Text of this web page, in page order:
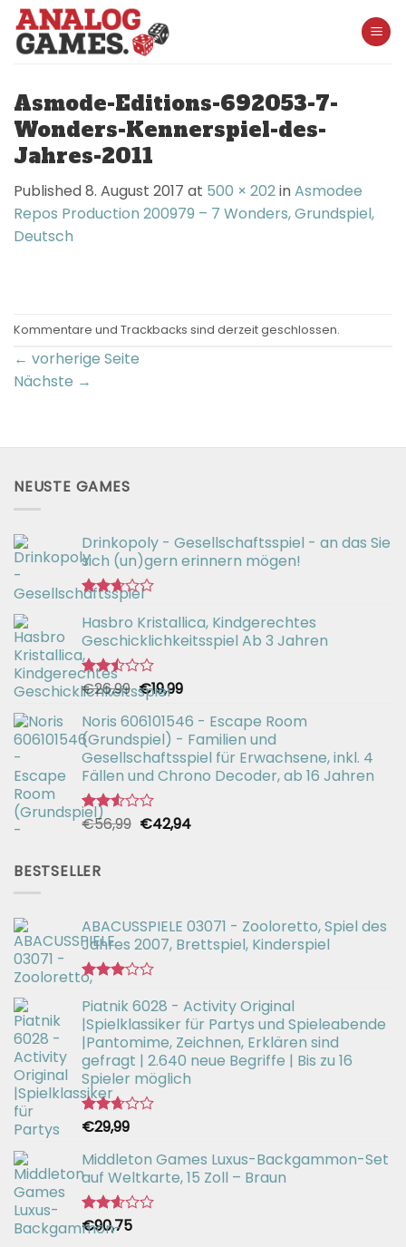
Skip
content
Asmode-Editions-692053-7-
Wonders-Kennerspiel-des-
Jahres-2011
Published8. August 2017 at 500 × 202inAsmodee
Repos Production 200979 – 7 Wonders, Grundspiel,
Deutsch
Kommentare und Trackbacks sind derzeit geschlossen.
← vorherige Seite
Nächste →
NEUSTE GAMES
Drinkopoly - Gesellschaftsspiel - an das Sie
sich (un)gern erinnern mögen!
Bewertet
mit
2.67
von 5
Hasbro Kristallica, Kindgerechtes
Geschicklichkeitsspiel Ab 3 Jahren
Bewertet
mit
2.49
von 5
€26,99 Ursprünglicher
Preis
war:
€26,99
€19,99Aktueller
ist:
€19,99.
Noris 606101546 - Escape Room
(Grundspiel) - Familien und
Gesellschaftsspiel für Erwachsene, inkl. 4
Fällen und Chrono Decoder, ab 16 Jahren
Bewertet
von 5
€56,99 Ursprünglicher
€42,94Aktueller
BESTSELLER
ABACUSSPIELE 03071 - Zooloretto, Spiel des
Jahres 2007, Brettspiel, Kinderspiel
mit
3.02
von 5
Piatnik 6028 - Activity Original
|Spielklassiker für Partys und Spieleabende
|Pantomime, Zeichnen, Erklären sind
gefragt | 2.640 neue Begriffe | Bis zu 16
Spieler möglich
Bewertet
2.66
von 5
€29,99
Middleton Games Luxus-Backgammon-Set
auf Weltkarte, 15 Zoll – Braun
Bewertet
mit
€90,75